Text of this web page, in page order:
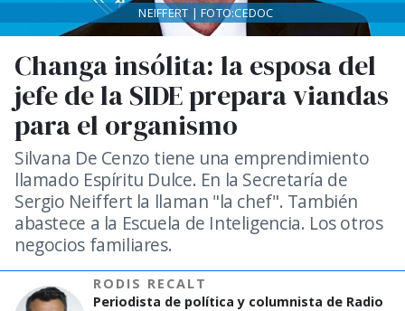
Changa insólita: la esposa del
jefe de la SIDE prepara viandas
para el organismo
Silvana De Cenzo tiene una emprendimiento
llamado Espíritu Dulce. En la Secretaría de
Sergio Neiffert la llaman "la chef". También
abastece a la Escuela de Inteligencia. Los otros
negocios familiares.
RODIS RECALT
Periodista de política y columnista de Radio
NEIFFERT | FOTO:CEDOC